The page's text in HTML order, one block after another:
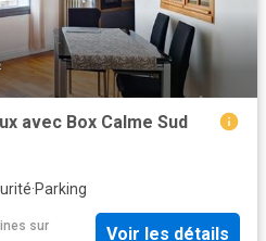
avec Box Calme Sud
·Parking
sur
Voir les détails